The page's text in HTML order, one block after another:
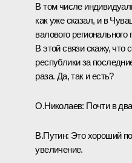
В том числе
как уже сказал, и в
валового
В этой связи скажу,
республики за
раза. Да, так и есть?
О.Николаев: Почти в
В.Путин: Это хороший
увеличение.